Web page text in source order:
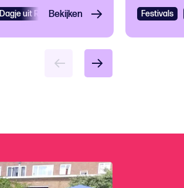
Dagje uit Rotterdam Festivals Evenementen
Bekijken Festivals